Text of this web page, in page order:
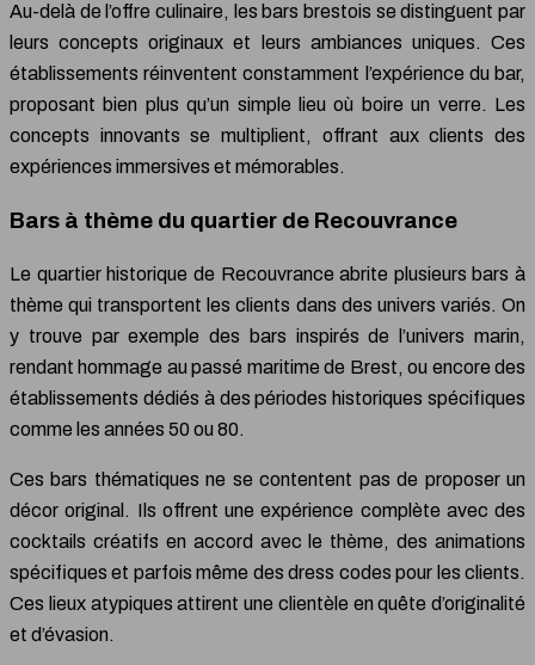
Au-delà de l’offre culinaire, les bars brestois se distinguent par
leurs concepts originaux et leurs ambiances uniques. Ces
établissements réinventent constamment l’expérience du bar,
proposant bien plus qu’un simple lieu où boire un verre. Les
concepts innovants se multiplient, offrant aux clients des
expériences immersives et mémorables.
Bars à thème du quartier de Recouvrance
Le quartier historique de Recouvrance abrite plusieurs bars à
thème qui transportent les clients dans des univers variés. On
y trouve par exemple des bars inspirés de l’univers marin,
rendant hommage au passé maritime de Brest, ou encore des
établissements dédiés à des périodes historiques spécifiques
comme les années 50 ou 80.
Ces bars thématiques ne se contentent pas de proposer un
décor original. Ils offrent une expérience complète avec des
cocktails créatifs en accord avec le thème, des animations
spécifiques et parfois même des dress codes pour les clients.
Ces lieux atypiques attirent une clientèle en quête d’originalité
et d’évasion.